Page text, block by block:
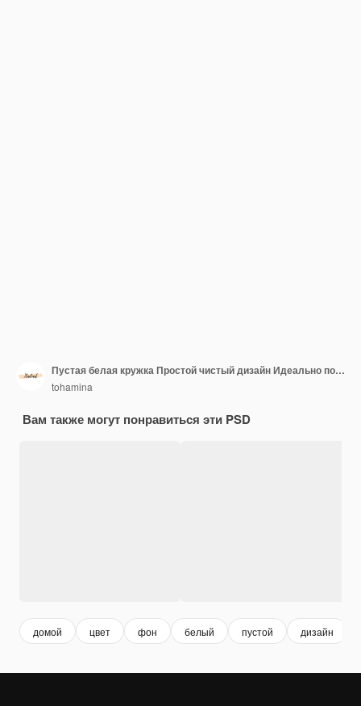
Пустая белая кружка Простой чистый дизайн Идеально подходит для моделей или брендинга Керамическая кружка Питьевая посуда Студийный снимок Изолированный фон Чистый минималист
tohamina
Вам также могут понравиться эти PSD
домой цвет фон белый пустой дизайн